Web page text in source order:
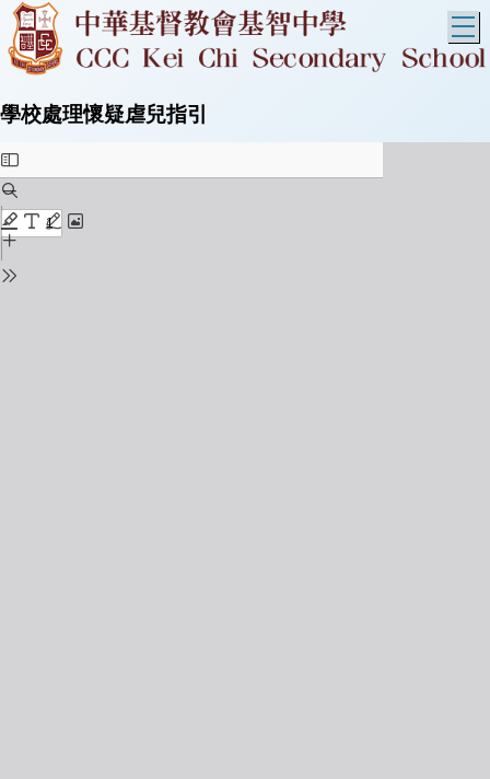
學校處理懷疑虐兒指引